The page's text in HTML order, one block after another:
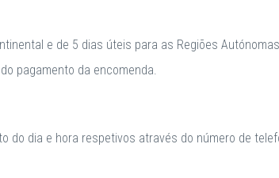
e de 5 dias úteis para as Regiões
pagamento da encomenda.
do dia e hora respetivos através do número de